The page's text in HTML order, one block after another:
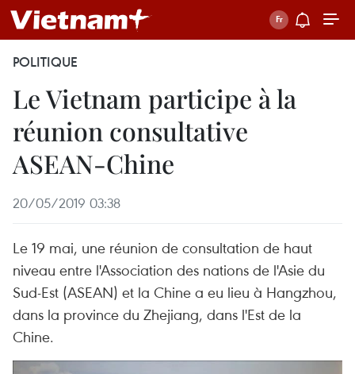
POLITIQUE
Le Vietnam participe à la
réunion consultative
ASEAN-Chine
20/05/2019 03:38
Le 19 mai, une réunion de consultation de haut
niveau entre l'Association des nations de l'Asie du
Sud-Est (ASEAN) et la Chine a eu lieu à Hangzhou,
dans la province du Zhejiang, dans l'Est de la
Chine.